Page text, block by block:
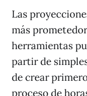
Las
más
herramientas
partir de
de crear
proceso de